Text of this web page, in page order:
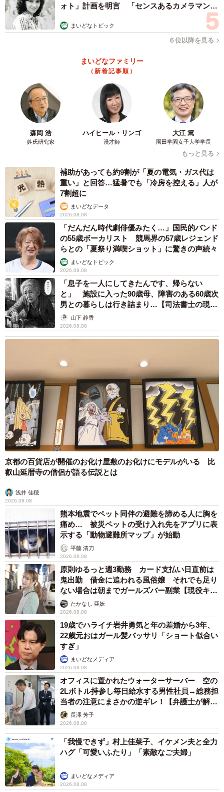
ォト」計画を明言 「センスあるカメラマン求
まいどなトピック
６位以降を見る
まいどなファミリー
（新着記事順）
森岡 浩
姓氏研究家
ハイヒール・リンゴ
漫才師
大江 篤
園田学園女子大学学長
もっと見る
補助があっても約9割が「夏の電気・ガス代は
重い」と回答…猛暑でも「冷房を控える」人が
7割超に
まいどなデータ
2026.08.08
「だんだん時代劇俳優みたく…」国民的バンド
の55歳ボーカリスト 競馬界の57歳レジェンド
らとの「夏祭り満喫ショット」に驚きの声続々
まいどなトピック
2026.08.08
「息子を一人にしてきたんです、帰らない
と」 施設に入った90歳母、障害のある60歳次
男との暮らしは行き詰まり…【司法書士の現場
から】山下 静香
2026.08.08
京都の百貨店が開催のお化け屋敷のお化けにモデルがいる 比
叡山延暦寺の僧侶が語る伝説とは
浅井 佳穂
2026.08.08
熊本地震でペット同伴の避難を諦める人に胸を
痛め… 被災ペットの受け入れ先をアプリに表
示する「動物避難所マップ」が始動
平藤 清刀
2026.08.08
原則ゆるっと週3勤務 カード支払い日直前は
鬼出勤 借金に追われる風俗嬢 それでも足り
ない場合は朝までガールズバー副業【現役キャ
ストに取材】
たかなし 亜妖
2026.08.08
19歳でハライチ岩井勇気と年の差婚から3年、
22歳元おはガール髪バッサリ「ショート似合い
すぎ」
まいどなメディア
2026.08.08
オフィスに置かれたウォーターサーバー 空の
2Lボトル持参し毎日給水する男性社員→総務担
当者の注意にまさかの逆ギレ！【弁護士が解
説】長澤 芳子
2026.08.08
「我慢できず」村上佳菜子、イケメン夫と全力
ハグ「可愛いふたり」「素敵なご夫婦」
まいどなメディア
2026.08.08